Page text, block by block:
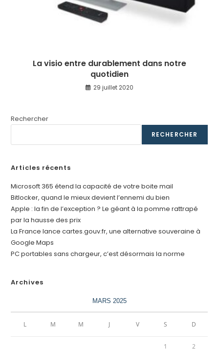
La visio entre durablement dans notre
quotidien
29 juillet 2020
Rechercher
RECHERCHER
Articles récents
Microsoft 365 étend la capacité de votre boite mail
Bitlocker, quand le mieux devient l’ennemi du bien
Apple : la fin de l’exception ? Le géant à la pomme rattrapé
par la hausse des prix
La France lance cartes.gouv.fr, une alternative souveraine à
Google Maps
PC portables sans chargeur, c’est désormais la norme
Archives
MARS 2025
L M M J V S D
1 2